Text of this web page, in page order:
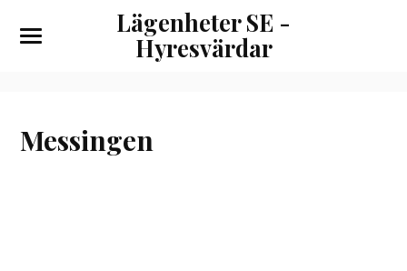
Lägenheter SE -
Hyresvärdar
Messingen